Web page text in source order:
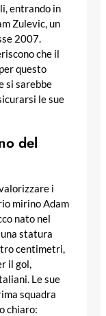
entrando in
Zulevic, un
2007.
che il
questo
si sarebbe
le sue
del
i
mirino Adam
nato nel
statura
centimetri,
il gol,
Le sue
squadra
chiaro: